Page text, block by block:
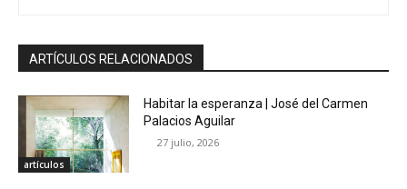
ARTÍCULOS RELACIONADOS
artículos
Habitar la esperanza | José del Carmen
Palacios Aguilar
27 julio, 2026